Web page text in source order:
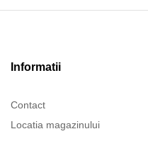
Informatii
Contact
Locatia magazinului